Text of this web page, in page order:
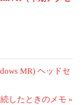
MR) ヘッドセ
したときのメモ